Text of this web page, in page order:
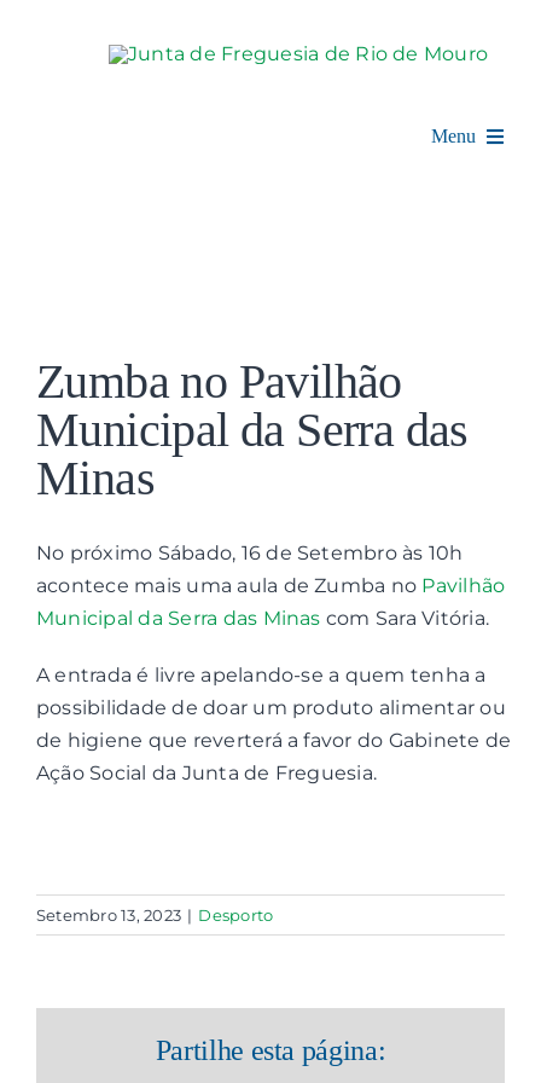
Menu
Balcão Digital
Contactos
Associações
Larger
Image
Zumba no Pavilhão
Municipal da Serra das
Minas
No próximo Sábado, 16 de Setembro às 10h
acontece mais uma aula de Zumba no Pavilhão
Municipal da Serra das Minas com Sara Vitória.
A entrada é livre apelando-se a quem tenha a
possibilidade de doar um produto alimentar ou
de higiene que reverterá a favor do Gabinete de
Ação Social da Junta de Freguesia.
Setembro 13, 2023 | Desporto
Partilhe esta página: